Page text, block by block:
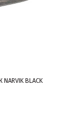
BLACK